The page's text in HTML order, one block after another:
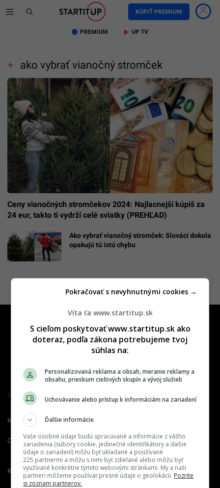
KÚPIŤ PREMIUM
PREMIUM UP TV
ako vybrať vianočný stromček
Ceny vianočných stromčekov 2024: Najlacnejší kúpiš za
24 eur, takto ti vydrží celé sviatky (PREHĽAD)
Ako vybrať vianočný stromček: Slováci dokola
opakujú tú istú chybu
Člen združenia IAB Slovakia
Kontakt Inzercia
O nás Redakcia
Nahlásiť
chybu
Kariéra
Víta ťa www.startitup.sk
S cieľom poskytovať www.startitup.sk ako
doteraz, podľa zákona potrebujeme tvoj
súhlas na:
Personalizovaná reklama a obsah, meranie reklamy a
obsahu, prieskum cieľových skupín a vývoj služieb
Uchovávanie alebo prístup k informáciám na zariadení
Ďalšie informácie
Vaše osobné údaje budú spracúvané a informácie z vášho
zariadenia (súbory cookie, jedinečné identifikátory a ďalšie
údaje o zariadení) môžu byť ukladané a používané
225 partnermi a môžu s nimi byť zdieľané alebo môžu byť
využívané konkrétne týmito webovými stránkami. My a naši
partneri môžeme používať presné údaje o geolokácii. Pozrite
si zoznam partnerov.
Pokračovať s nevyhnutnými cookies →